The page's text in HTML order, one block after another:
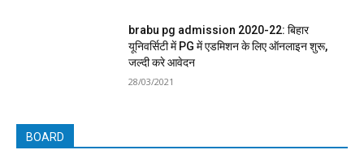
brabu pg admission 2020-22: बिहार
यूनिवर्सिटी में PG में एडमिशन के लिए ऑनलाइन शुरू,
जल्दी करे आवेदन
28/03/2021
BOARD